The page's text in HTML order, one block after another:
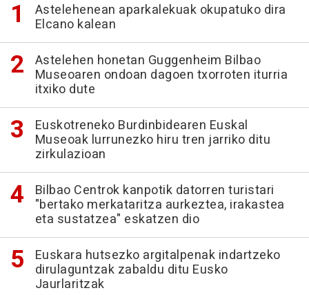
Astelehenean aparkalekuak okupatuko dira
Elcano kalean
Astelehen honetan Guggenheim Bilbao
Museoaren ondoan dagoen txorroten iturria
itxiko dute
Euskotreneko Burdinbidearen Euskal
Museoak lurrunezko hiru tren jarriko ditu
zirkulazioan
Bilbao Centrok kanpotik datorren turistari
"bertako merkataritza aurkeztea, irakastea
eta sustatzea" eskatzen dio
Euskara hutsezko argitalpenak indartzeko
dirulaguntzak zabaldu ditu Eusko
Jaurlaritzak